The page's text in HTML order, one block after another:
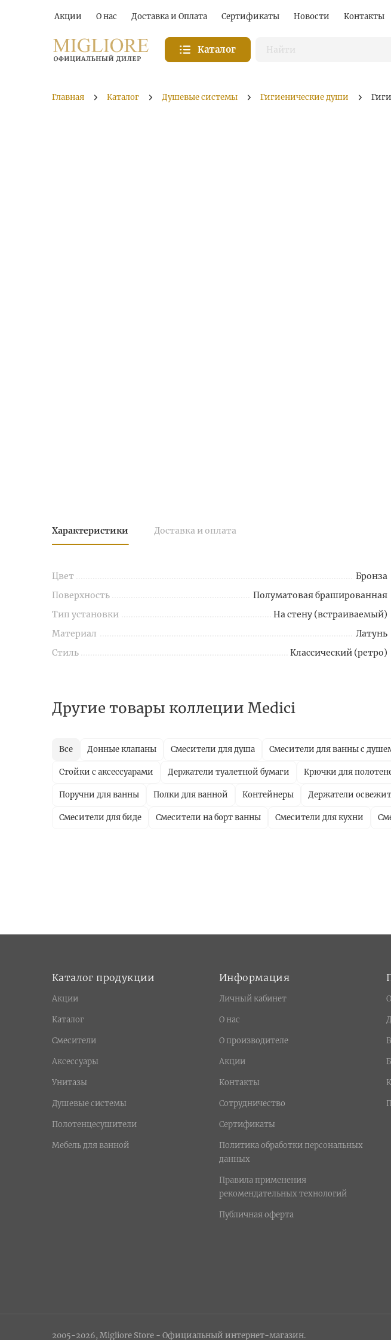
Акции О нас Доставка и Оплата Сертификаты Новости Контакты
Каталог
Главная Каталог Душевые системы Гигиенические души
Характеристики Доставка и оплата
Цвет
Бронза
Поверхность
Полуматовая брашированная
Тип установки
На стену (встраиваемый)
Материал
Латунь
Стиль
Классический (ретро)
Другие товары коллеции Medici
Все Донные клапаны Смесители для душа Смесители для ванны с
Стойки с аксессуарами Держатели туалетной бумаги Крючки для
Поручни для ванны Полки для ванной Контейнеры Держатели
Смесители для биде Смесители на борт ванны Смесители для кухни
Каталог продукции
Акции
Каталог
Смесители
Аксессуары
Унитазы
Душевые системы
Полотенцесушители
Мебель для ванной
Информация
Личный кабинет
О нас
О производителе
Акции
Контакты
Сотрудничество
Сертификаты
Политика обработки персональных
данных
Правила применения
рекомендательных технологий
Публичная оферта
2005-2026, Migliore Store - Официальный интернет-магазин.